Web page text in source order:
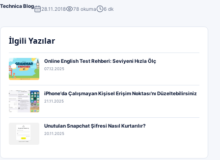
Technica Blog 28.11.2018 78 okuma 6 dk
İlgili Yazılar
Online English Test Rehberi: Seviyeni Hızla Ölç
07.12.2025
iPhone'da Çalışmayan Kişisel Erişim Noktası'nı Düzeltebilirsiniz
21.11.2025
Unutulan Snapchat Şifresi Nasıl Kurtarılır?
20.11.2025